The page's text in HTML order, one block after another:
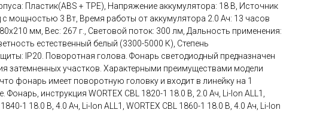
Пластик(ABS + TPE), Напряжение аккумулятора: 18 В, Источник
с мощностью 3 Вт, Время работы от аккумулятора 2.0 Ач: 13 часов
мм, Вес: 267 г., Световой поток: 300 лм, Дальность применения:
естественный белый (3300-5000 К), Степень
IP20. Поворотная голова. Фонарь светодиодный предназначен
затемненных участков. Характерными преимуществами модели
фонарь имеет поворотную головку и входит в линейку на 1
Фонарь, инструкция WORTEX CBL 1820-1 18.0 В, 2.0 Ач, Li-Ion ALL1,
1 18.0 В, 4.0 Ач, Li-Ion ALL1, WORTEX CBL 1860-1 18.0 В, 4.0 Ач, Li-Ion